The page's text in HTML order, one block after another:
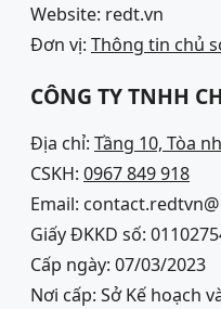
Website: redt.vn
Đơn vị: Thông tin chủ
CÔNG TY TNHH
Địa chỉ: Tầng 10, Tòa
CSKH: 0967 849 918
Email:
Giấy ĐKKD số:
Cấp ngày: 07/03/2023
Nơi cấp: Sở Kế hoạch